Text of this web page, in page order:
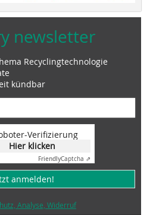
newsletter
Recyclingtechnologie
kündbar
Verifizierung
Hier klicken
FriendlyCaptcha ⇗
anmelden!
Analyse, Widerruf